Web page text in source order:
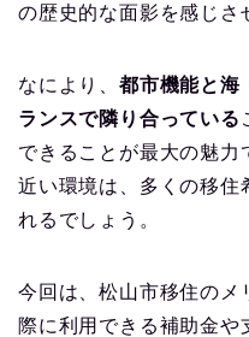
の歴史的な面影を感じさ
なにより、 都市機能と海
ランスで隣り合っている
できることが最大の魅力
近い環境は、多くの移住
れるでしょう。
今回は、松山市移住のメ
際に利用できる補助金や